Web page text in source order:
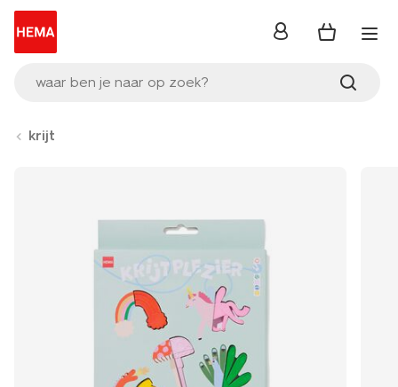
waar ben je naar op zoek?
inloggen
krijt